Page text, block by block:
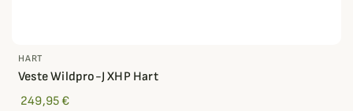
HART
Veste Wildpro-J XHP Hart
249,95 €